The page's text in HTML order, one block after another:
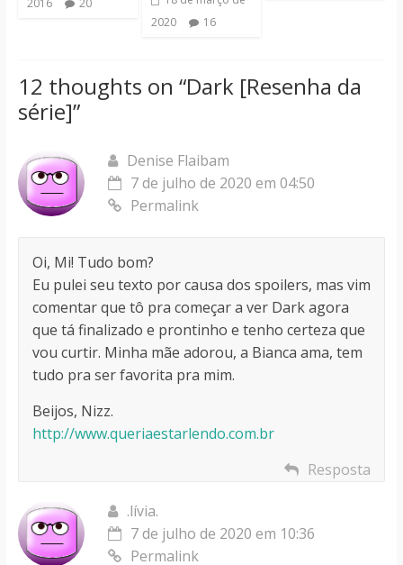
2020
16
12 thoughts on “Dark [Resenha da
série]”
Denise Flaibam
7 de julho de 2020 em 04:50
Permalink
Oi, Mi! Tudo bom?
Eu pulei seu texto por causa dos spoilers, mas vim
comentar que tô pra começar a ver Dark agora
que tá finalizado e prontinho e tenho certeza que
vou curtir. Minha mãe adorou, a Bianca ama, tem
tudo pra ser favorita pra mim.
Beijos, Nizz.
http://www.queriaestarlendo.com.br
Resposta
.lívia.
7 de julho de 2020 em 10:36
Permalink